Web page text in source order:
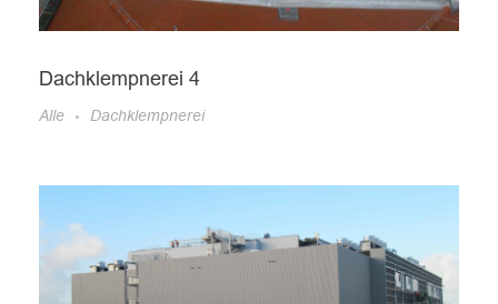
Dachklempnerei 4
Alle Dachklempnerei